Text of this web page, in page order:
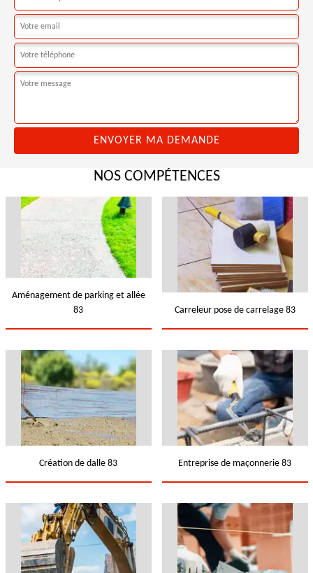
NOS COMPÉTENCES
Aménagement de parking et allée
83
Carreleur pose de carrelage 83
Création de dalle 83 Entreprise de maçonnerie 83